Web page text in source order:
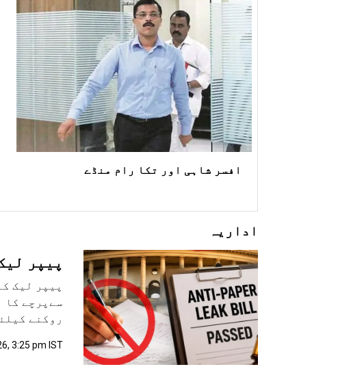
افسر شاہی اور تکا رام منڈے
اداریہ
پیپر
پیپر لیک
سےپرچے کا
روکنے
3:25 pm IST